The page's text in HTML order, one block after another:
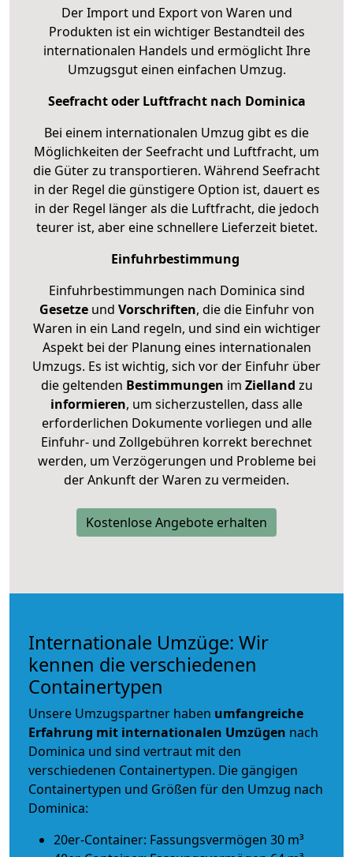
Der Import und Export von Waren und
Produkten ist ein wichtiger Bestandteil des
internationalen Handels und ermöglicht Ihre
Umzugsgut einen einfachen Umzug.
Seefracht oder Luftfracht nach Dominica
Bei einem internationalen Umzug gibt es die
Möglichkeiten der Seefracht und Luftfracht, um
die Güter zu transportieren. Während Seefracht
in der Regel die günstigere Option ist, dauert es
in der Regel länger als die Luftfracht, die jedoch
teurer ist, aber eine schnellere Lieferzeit bietet.
Einfuhrbestimmung
Einfuhrbestimmungen nach Dominica sind
Gesetzeund Vorschriften, die die Einfuhr von
Waren in ein Land regeln, und sind ein wichtiger
Aspekt bei der Planung eines internationalen
Umzugs. Es ist wichtig, sich vor der Einfuhr über
die geltenden Bestimmungen im Zielland zu
informieren, um sicherzustellen, dass alle
erforderlichen Dokumente vorliegen und alle
Einfuhr- und Zollgebühren korrekt berechnet
werden, um Verzögerungen und Probleme bei
der Ankunft der Waren zu vermeiden.
Kostenlose Angebote erhalten
Internationale Umzüge: Wir
kennen die verschiedenen
Containertypen
Unsere Umzugspartner haben umfangreiche
Erfahrung mit internationalen Umzügen nach
Dominica und sind vertraut mit den
verschiedenen Containertypen. Die gängigen
Containertypen und Größen für den Umzug nach
Dominica:
20er-Container: Fassungsvermögen 30 m³